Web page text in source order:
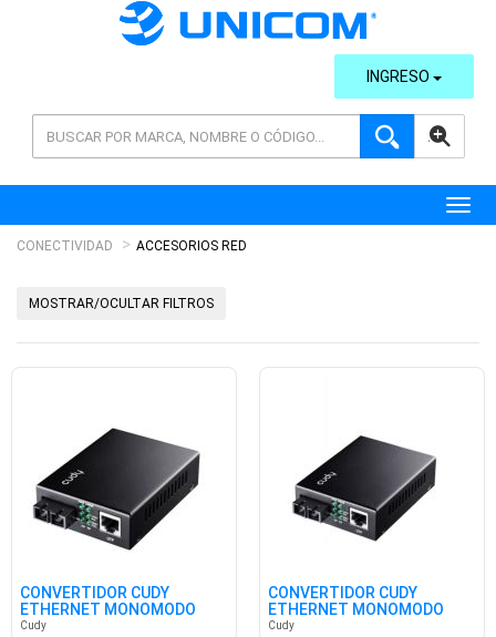
AVANZADA
INGRESO
CONECTIVIDAD ACCESORIOS RED
MOSTRAR/OCULTAR FILTROS
CONVERTIDOR CUDY
ETHERNET MONOMODO
GIGABIT
Cudy
CONVERTIDOR CUDY
ETHERNET MONOMODO
GIGABIT POE
Cudy